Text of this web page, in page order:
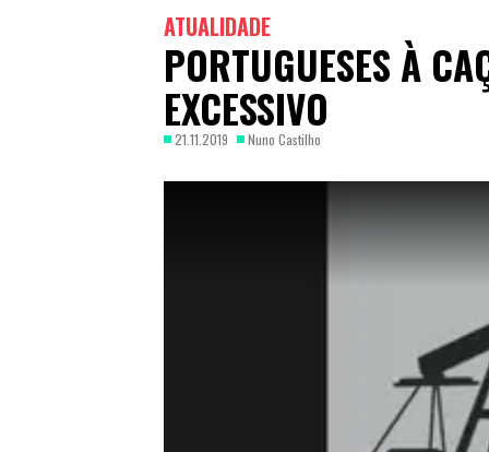
ATUALIDADE
PORTUGUESES À
EXCESSIVO
21.11.2019 Nuno Castilho